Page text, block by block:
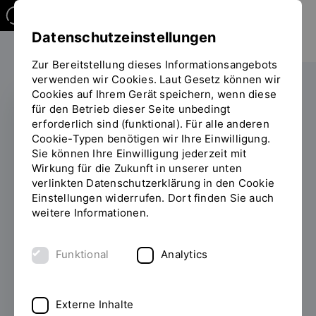
PROMOVIEREN
Promotion an der OTH
Regensburg: Wege zur
Promotion an einer
Hochschule für
angewandte
Wissenschaften
Datenschutzeinstellungen
Zur Bereitstellung dieses Informationsangebots
verwenden wir Cookies. Laut Gesetz können wir
Cookies auf Ihrem Gerät speichern, wenn diese
für den Betrieb dieser Seite unbedingt
erforderlich sind (funktional). Für alle anderen
Cookie-Typen benötigen wir Ihre Einwilligung.
Sie können Ihre Einwilligung jederzeit mit
Wirkung für die Zukunft in unserer unten
verlinkten Datenschutzerklärung in den Cookie
Einstellungen widerrufen. Dort finden Sie auch
weitere Informationen.
Funktional Analytics
Externe Inhalte